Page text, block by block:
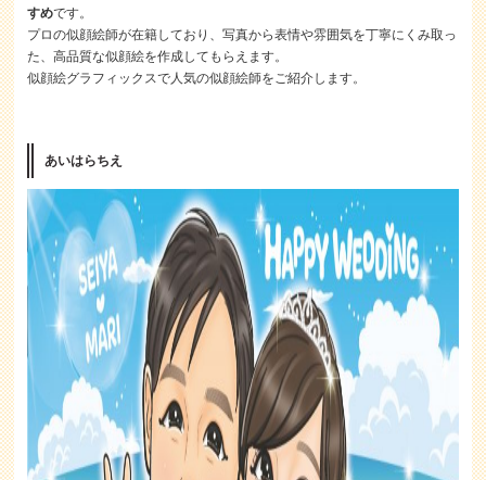
すめです。
プロの似顔絵師が在籍しており、写真から表情や雰囲気を丁寧にくみ取っ
た、高品質な似顔絵を作成してもらえます。
似顔絵グラフィックスで人気の似顔絵師をご紹介します。
あいはらちえ